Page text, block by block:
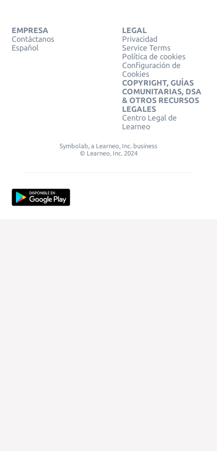
EMPRESA
Contáctanos
Español
LEGAL
Privacidad
Service Terms
Política de cookies
Configuración de
Cookies
COPYRIGHT, GUÍAS
COMUNITARIAS, DSA
& OTROS RECURSOS
LEGALES
Centro Legal de
Learneo
Symbolab, a Learneo, Inc. business
© Learneo, Inc. 2024